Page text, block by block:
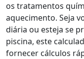
os tratamentos
aquecimento. Seja
diária ou esteja se
piscina, este
fornecer cálculos